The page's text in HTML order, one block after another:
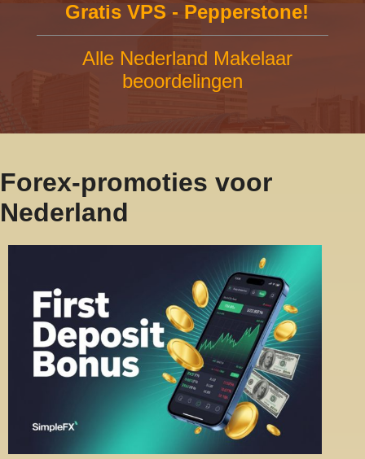
Gratis VPS - Pepperstone!
Alle Nederland Makelaar
beoordelingen
Forex-promoties voor
Nederland